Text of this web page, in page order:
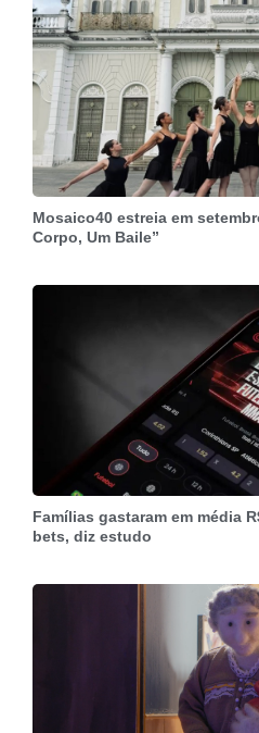
Mosaico40 estreia em
Corpo, Um Baile”
Famílias gastaram em média
bets, diz estudo